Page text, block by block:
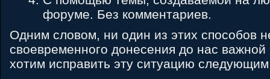
форуме. Без комментариев.
Одним словом, ни один из этих способов
своевременного донесения до нас
хотим исправить эту ситуацию